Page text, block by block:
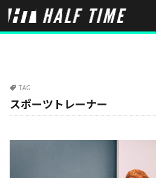
TAG
スポーツトレーナー